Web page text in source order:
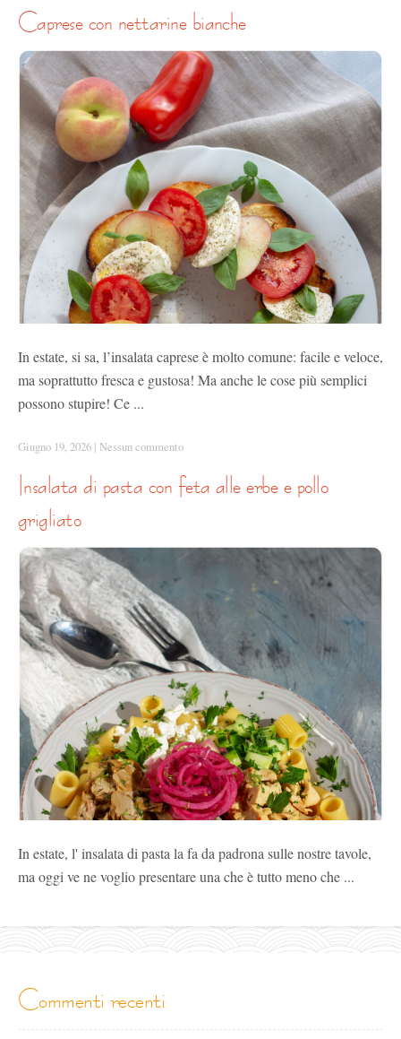
caprese con nettarine bianche
In estate, si sa, l’insalata caprese è molto comune: facile e veloce,
ma soprattutto fresca e gustosa! Ma anche le cose più semplici
possono stupire! Ce ...
Giugno 19, 2026 | Nessun commento
insalata di pasta con feta alle erbe e pollo
grigliato
In estate, l' insalata di pasta la fa da padrona sulle nostre tavole,
ma oggi ve ne voglio presentare una che è tutto meno che ...
commenti recenti